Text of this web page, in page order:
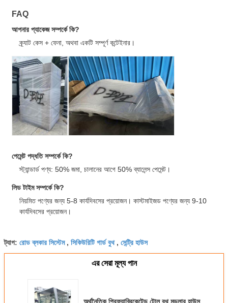
FAQ
আপনার প্যাকেজ সম্পর্কে কি?
ক্র্যাট কেস + ফেনা, অথবা একটি সম্পূর্ণ কন্টেইনার।
পেমেন্ট পদ্ধতি সম্পর্কে কি?
স্ট্যান্ডার্ড পণ্য: 50% জমা, চালানের আগে 50% ব্যালেন্স পেমেন্ট।
লিড টাইম সম্পর্কে কি?
নিয়মিত পণ্যের জন্য 5-8 কার্যদিবসের প্রয়োজন। কাস্টমাইজড পণ্যের জন্য 9-10
কার্যদিবসের প্রয়োজন।
ট্যাগ: রোড ব্লকার সিস্টেম, সিকিউরিটি গার্ড বুথ, সেন্ট্রি হাউস
এর সেরা মূল্য পান
অর্থনৈতিক প্রিফ্যাব্রিকেটেড টোল বুথ মডুলার হাউস